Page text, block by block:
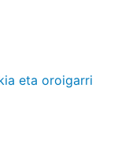
eta oroigarri